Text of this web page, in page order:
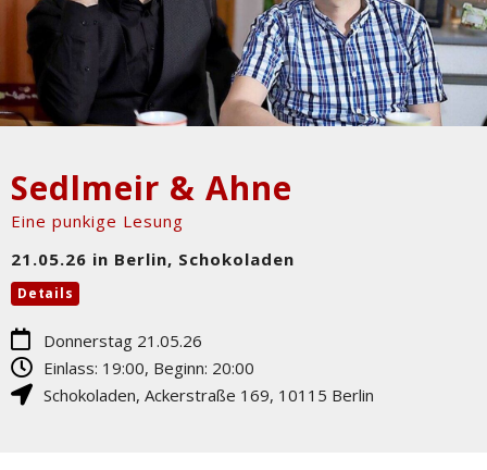
Sedlmeir & Ahne
Eine punkige Lesung
21.05.26 in Berlin, Schokoladen
Details
Donnerstag 21.05.26
Einlass: 19:00, Beginn: 20:00
Schokoladen, Ackerstraße 169, 10115 Berlin